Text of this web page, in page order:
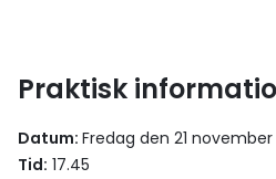
Praktisk
Datum: Fredag den 21 november
Tid: 17.45